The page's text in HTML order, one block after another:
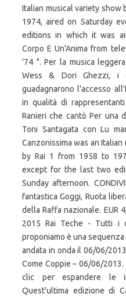
Italian musical variety show
1974, aired on Saturday
editions in which it was
Corpo E Un'Anima from
'74 ". Per la musica
Wess & Dori Ghezzi, i
guadagnarono l'accesso
in qualità di
Ranieri che cantò Per una
Toni Santagata con Lu
Canzonissima was an
by Rai 1 from 1958 to
except for the last two
Sunday afternoon.
fantastica Goggi, Ruota
della Raffa nazionale. EUR
2015 Rai Teche - Tutti i
proponiamo è una
andata in onda il 06/06/
Come Coppie – 06/06/
clic per espandere le
Quest'ultima edizione di